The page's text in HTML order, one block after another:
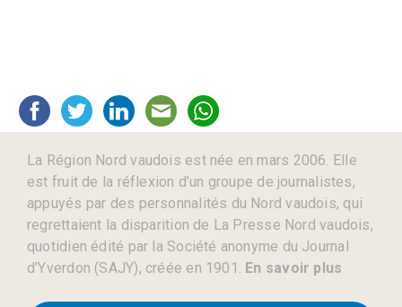
La Région Nord vaudois est née en mars 2006. Elle
est fruit de la réflexion d’un groupe de journalistes,
appuyés par des personnalités du Nord vaudois, qui
regrettaient la disparition de La Presse Nord vaudois,
quotidien édité par la Société anonyme du Journal
d’Yverdon (SAJY), créée en 1901. En savoir plus